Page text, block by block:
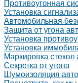
Противоугонная
Установка
Автомобильная
Защита от угона
Установка
Установка
Маркировка стекол
Секретка от угона
Шумоизоляция